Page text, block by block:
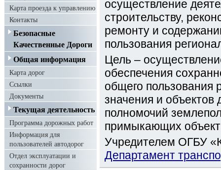
Карта проезда к управлению
Контакты
Безопасные
Качественные Дороги
Общая информация
Карта дорог
Ссылки
Документы
Текущая деятельность
Программа дорожных работ
Информация для
пользователей автодорог
Отдел эксплуатации и
сохранности дорог
осуществление
строительству,
ремонту и
пользования
Цель –
обеспечения
общего пользования
значения и объектов
полномочий
примыкающих
Учредителем ОГБУ
Департамент